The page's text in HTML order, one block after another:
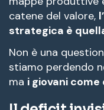
catene del valore,
strategica è
Non è una
stiamo perdendo
ma i giovani